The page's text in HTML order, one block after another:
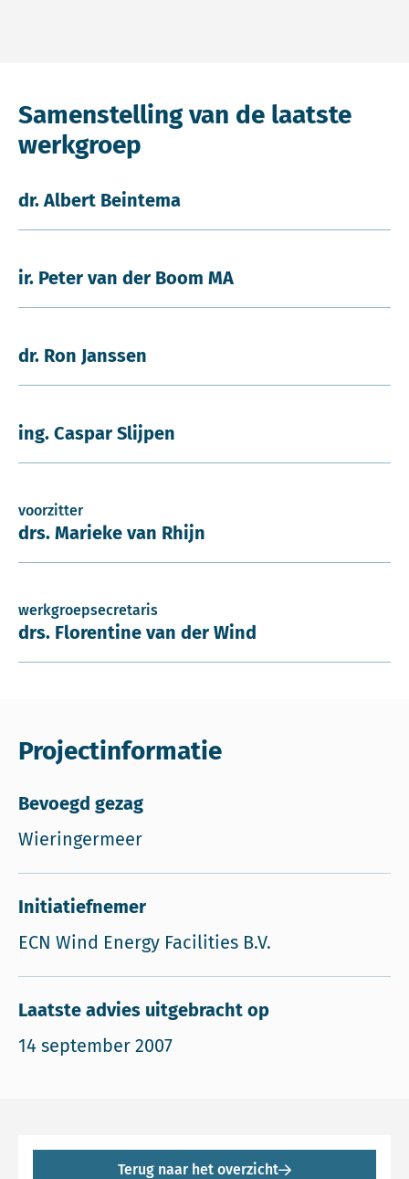
Samenstelling van de laatste
werkgroep
dr. Albert Beintema
ir. Peter van der Boom MA
dr. Ron Janssen
ing. Caspar Slijpen
voorzitter
drs. Marieke van Rhijn
werkgroepsecretaris
drs. Florentine van der Wind
Projectinformatie
Bevoegd gezag
Wieringermeer
Initiatiefnemer
ECN Wind Energy Facilities B.V.
Laatste advies uitgebracht op
14 september 2007
Terug naar het overzicht